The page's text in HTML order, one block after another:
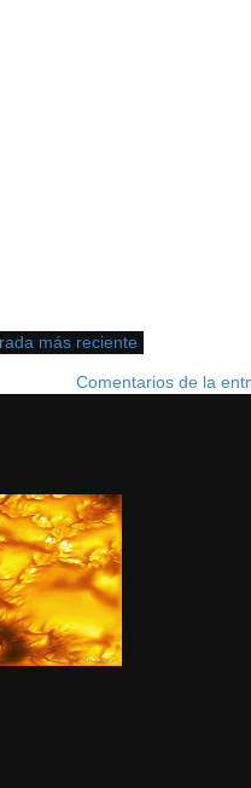
más reciente
Comentarios de la